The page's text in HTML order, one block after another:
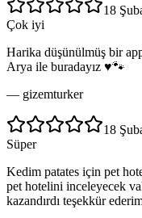
18
Çok iyi
Harika düşünülmüş bir
Arya ile buradayız ♥️🐾
— gizemturker
18
Süper
Kedim patates için pet
pet hotelini inceleyecek
kazandırdı teşekkür